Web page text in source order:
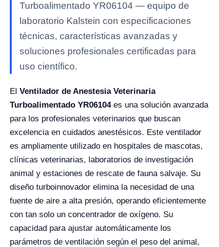
Turboalimentado YR06104 — equipo de
laboratorio Kalstein con especificaciones
técnicas, características avanzadas y
soluciones profesionales certificadas para
uso científico.
El Ventilador de Anestesia Veterinaria
Turboalimentado YR06104es una solución avanzada
para los profesionales veterinarios que buscan
excelencia en cuidados anestésicos. Este ventilador
es ampliamente utilizado en hospitales de mascotas,
clínicas veterinarias, laboratorios de investigación
animal y estaciones de rescate de fauna salvaje. Su
diseño turboinnovador elimina la necesidad de una
fuente de aire a alta presión, operando eficientemente
con tan solo un concentrador de oxígeno. Su
capacidad para ajustar automáticamente los
parámetros de ventilación según el peso del animal,